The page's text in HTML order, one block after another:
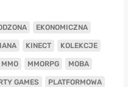
EKONOMICZNA
KINECT KOLEKCJE
MMO MMORPG MOBA
GAMES PLATFORMOWA